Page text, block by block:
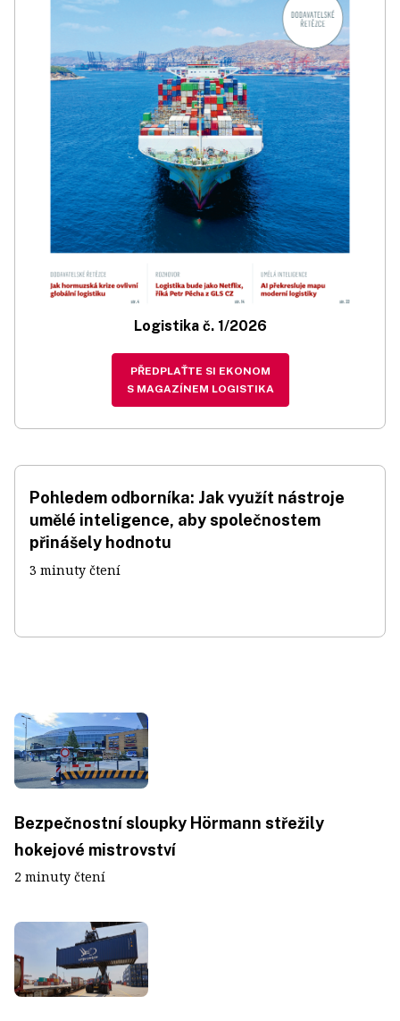
Logistika č. 1/2026
PŘEDPLAŤTE SI EKONOM
S MAGAZÍNEM LOGISTIKA
Pohledem odborníka: Jak využít nástroje
umělé inteligence, aby společnostem
přinášely hodnotu
3 minuty čtení
Bezpečnostní sloupky Hörmann střežily
hokejové mistrovství
2 minuty čtení